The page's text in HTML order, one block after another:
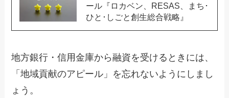
ール『ロカベン、RESAS、まち･
ひと･しごと創生総合戦略』
地方銀行・信用金庫から融資を受けるときには、
「地域貢献のアピール」を忘れないようにしまし
ょう。